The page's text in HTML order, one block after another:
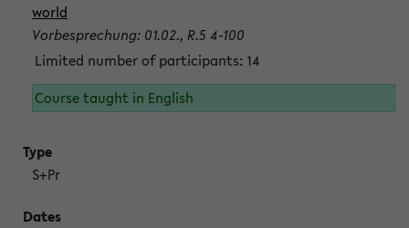
world
Vorbesprechung: 01.02., R.5 4-100
Limited number of participants: 14
Course taught in English
S+Pr